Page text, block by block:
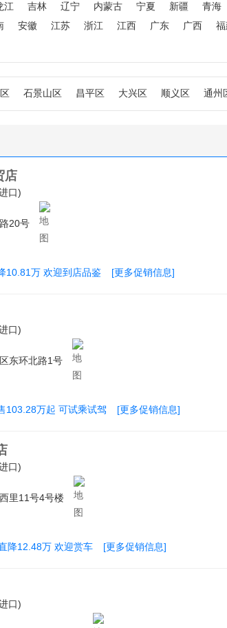
江 吉林 辽宁 内蒙古 宁夏 新疆 青海
安徽 江苏 浙江 江西 广东 广西
石景山区 昌平区 大兴区 顺义区 通州
店
口)
20号
10.81万 欢迎到店品鉴
[更多促销信息]
口)
东环北路1号
103.28万起 可试乘试驾
[更多促销信息]
口)
里11号4号楼
降12.48万 欢迎赏车
[更多促销信息]
口)